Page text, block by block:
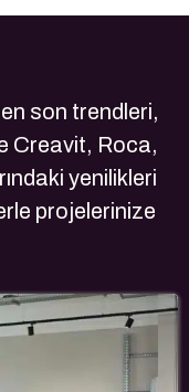
son trendleri,
Creavit, Roca,
yenilikleri
projelerinize